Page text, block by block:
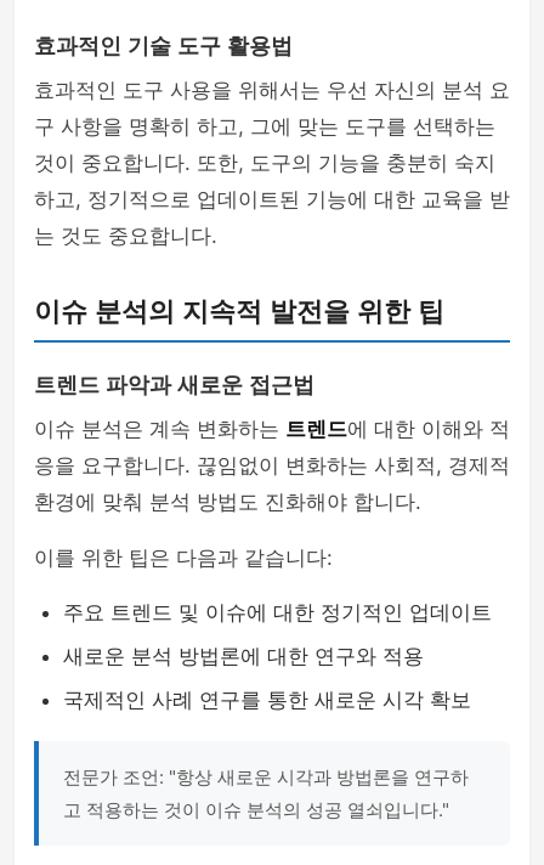
효과적인 기술 도구 활용법
효과적인 도구 사용을 위해서는 우선 자신의 분석 요
구 사항을 명확히 하고, 그에 맞는 도구를 선택하는
것이 중요합니다. 또한, 도구의 기능을 충분히 숙지
하고, 정기적으로 업데이트된 기능에 대한 교육을 받
는 것도 중요합니다.
이슈 분석의 지속적 발전을 위한 팁
트렌드 파악과 새로운 접근법
이슈 분석은 계속 변화하는 트렌드에 대한 이해와 적
응을 요구합니다. 끊임없이 변화하는 사회적, 경제적
환경에 맞춰 분석 방법도 진화해야 합니다.
이를 위한 팁은 다음과 같습니다:
주요 트렌드 및 이슈에 대한 정기적인 업데이트
새로운 분석 방법론에 대한 연구와 적용
국제적인 사례 연구를 통한 새로운 시각 확보
전문가 조언: "항상 새로운 시각과 방법론을 연구하
고 적용하는 것이 이슈 분석의 성공 열쇠입니다."